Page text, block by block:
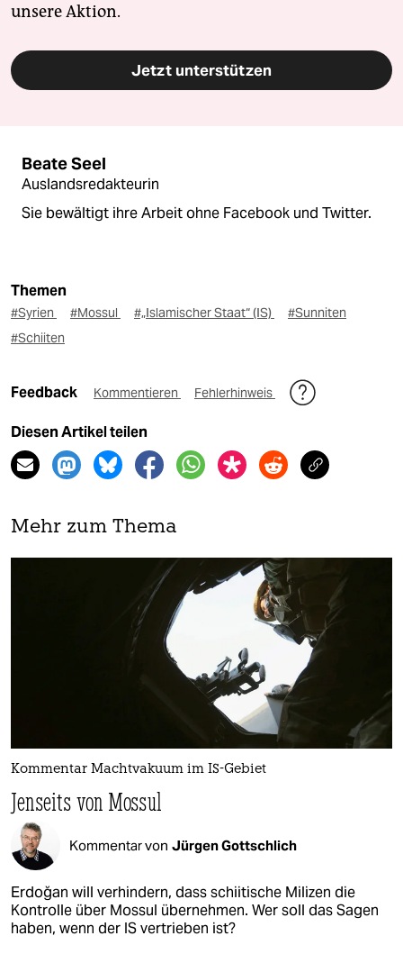
unsere Aktion.
Jetzt unterstützen
Beate Seel
Auslandsredakteurin
Sie bewältigt ihre Arbeit ohne Facebook und Twitter.
Themen
#Syrien #Mossul #„Islamischer Staat“ (IS)
#Sunniten
#Schiiten
Feedback Kommentieren Fehlerhinweis
Diesen Artikel teilen
Mehr zum Thema
Kommentar Machtvakuum im IS-Gebiet
Jenseits von Mossul
Kommentar von Jürgen Gottschlich
Erdoğan will verhindern, dass schiitische Milizen die
Kontrolle über Mossul übernehmen. Wer soll das Sagen
haben, wenn der IS vertrieben ist?